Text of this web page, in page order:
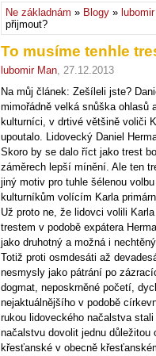
Ne základnám » Blogy »
přijmout?
To musíme tenhle
lubomir Man, 27.12.2013
Na můj článek: Zešíleli jste?
mimořádně velká snůška ohlasů
kulturníci, v drtivé většině voliči
upoutalo. Lidovecký Daniel
Skoro by se dalo říct jako trest
záměrech lepší mínění. Ale ten
jiný motiv pro tuhle šélenou
kulturníkům volícím Karla
Už proto ne, že lidovci volili
trestem v podobě expátera
jako druhotný a možná i
Totiž proti osmdesáti až
nesmysly jako pátrání po
dogmat, neposkrněné početí,
nejaktuálnějšího v podobě
rukou lidoveckého načalstva
načalstvu dovolit jednu
křesťanské v obecně